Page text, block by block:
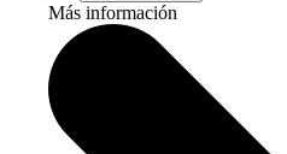
Más información